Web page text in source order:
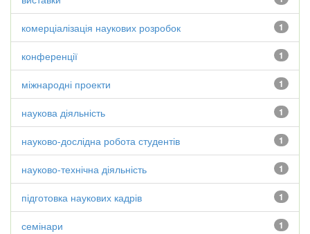
1
комерціалізація наукових розробок
1
конференції
1
міжнародні проекти
1
наукова діяльність
1
науково-дослідна робота студентів
1
науково-технічна діяльність
1
підготовка наукових кадрів
1
семінари